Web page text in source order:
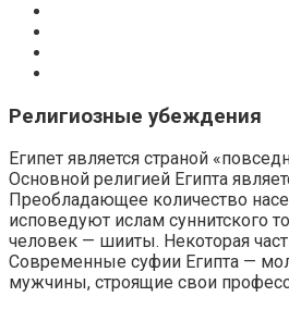
Религиозные убеждения
Египет является страной
Основной религией Египта
Преобладающее количество
исповедуют ислам суннитского
человек — шииты. Некоторая
Современные суфии Египта —
мужчины, строящие свои